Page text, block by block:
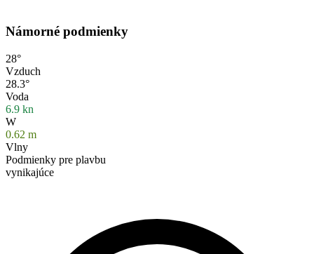
Námorné podmienky
28°
Vzduch
28.3°
Voda
6.9 kn
W
0.62 m
Vlny
Podmienky pre plavbu
vynikajúce